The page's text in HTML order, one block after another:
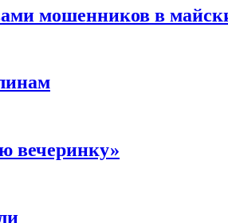
мошенников в
вечеринку»